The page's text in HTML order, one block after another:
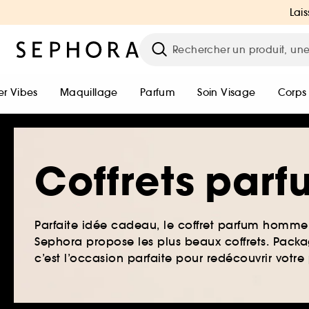
Vibes Maquillage Parfum Soin Visage Corps
Coffrets
Parfaite idée cadeau, le coffret parfum
Sephora propose les plus beaux coffrets.
c’est l’occasion parfaite pour redécouvrir